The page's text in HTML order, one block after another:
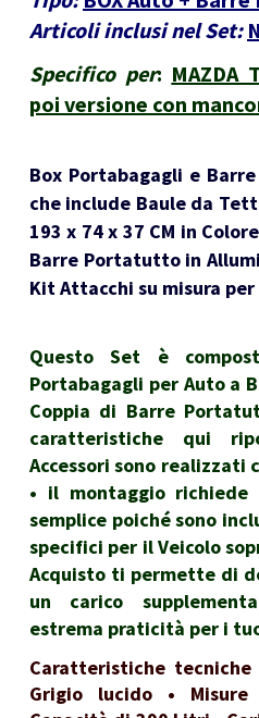
Articoli inclusi nel Set:
Specifico per: MAZDA
poi versione con
Box Portabagagli e
che include Baule da
193 x 74 x 37 CM in
Barre Portatutto in
Kit Attacchi su misura
Questo Set è
Portabagagli per Auto a
Coppia di Barre
caratteristiche qui
Accessori sono
• il montaggio
semplice poiché sono
specifici per il Veicolo
Acquisto ti permette di
un carico
estrema praticità per i
Caratteristiche
Grigio lucido • Misure